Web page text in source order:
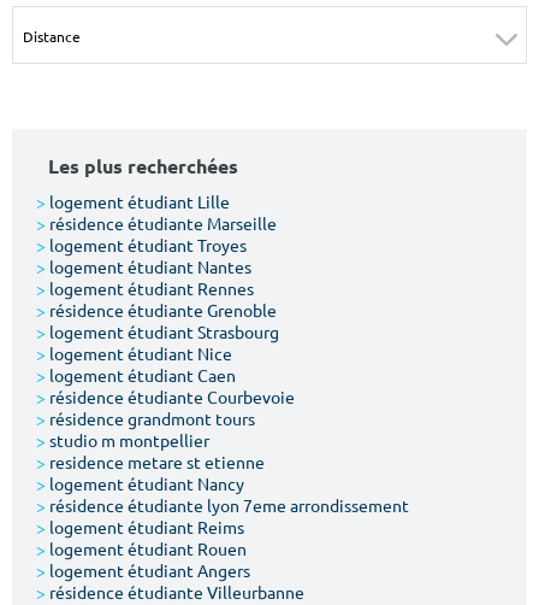
m² m²
Votre date d'entrée
Chercher
Les plus recherchées
> logement étudiant Lille
> résidence étudiante Marseille
> logement étudiant Troyes
> logement étudiant Nantes
> logement étudiant Rennes
> résidence étudiante Grenoble
> logement étudiant Strasbourg
> logement étudiant Nice
> logement étudiant Caen
> résidence étudiante Courbevoie
> résidence grandmont tours
> studio m montpellier
> residence metare st etienne
> logement étudiant Nancy
> résidence étudiante lyon 7eme arrondissement
> logement étudiant Reims
> logement étudiant Rouen
> logement étudiant Angers
> résidence étudiante Villeurbanne